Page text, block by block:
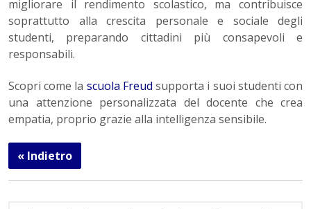
migliorare il rendimento scolastico, ma contribuisce
soprattutto alla crescita personale e sociale degli
studenti, preparando cittadini più consapevoli e
responsabili.
Scopri come la scuola Freud supporta i suoi studenti con
una attenzione personalizzata del docente che crea
empatia, proprio grazie alla intelligenza sensibile.
« Indietro